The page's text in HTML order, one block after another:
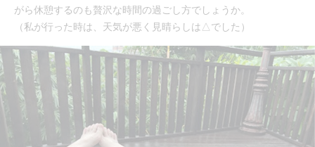
がら休憩するのも贅沢な時間の過ごし方でしょうか。
（私が行った時は、天気が悪く見晴らしは△でした）